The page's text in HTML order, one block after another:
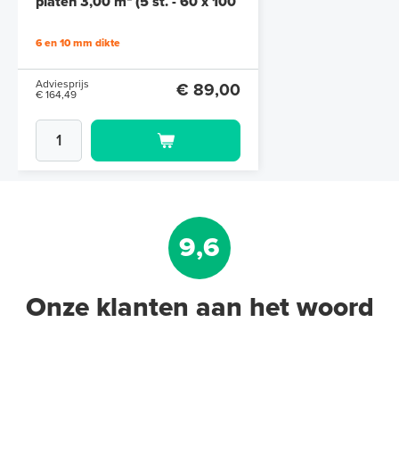
6 en 10 mm dikte
Adviesprijs
€ 164,49
€ 89,00
9,6
Onze klanten aan het woord